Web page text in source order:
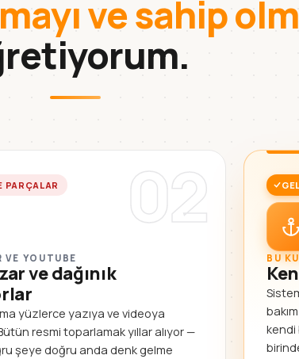
ve sahip
02
PARÇALAR
VE YOUTUBE
ve dağınık
yüzlerce yazıya ve videoya
resmi toparlamak yıllar alıyor —
şeye doğru anda denk gelme
BU
kendi